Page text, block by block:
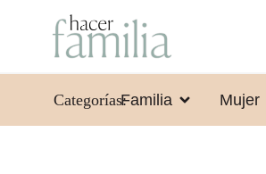
Categorías:Familia Mujer